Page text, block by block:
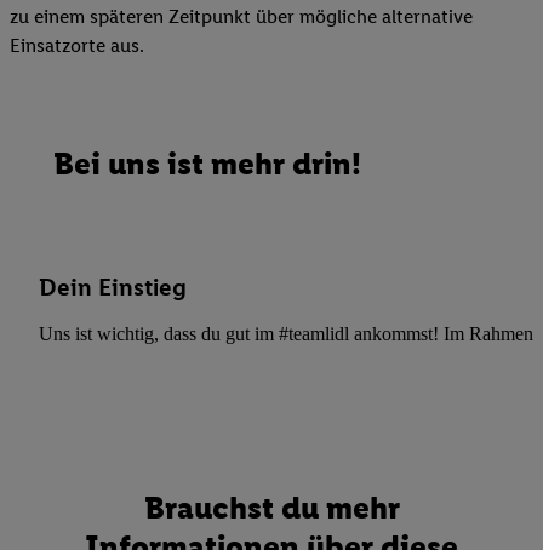
zu einem späteren Zeitpunkt über mögliche alternative
Einsatzorte aus.
Bei uns ist mehr drin!
Dein Einstieg
Uns ist wichtig, dass du gut im #teamlidl ankommst! Im Rahmen
Brauchst du mehr